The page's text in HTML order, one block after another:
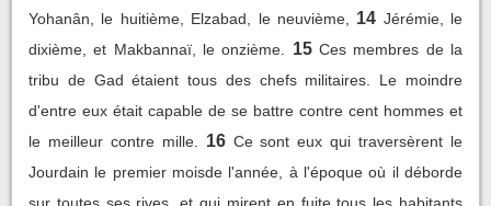
Yohanân, le huitième, Elzabad, le neuvième, 14 Jérémie, le
dixième, et Makbannaï, le onzième.
15 Ces membres de la
tribu de Gad étaient tous des chefs militaires. Le moindre
d'entre eux était capable de se battre contre cent hommes et
le meilleur contre mille.
16 Ce sont eux qui traversèrent le
Jourdain le premier moisde l'année, à l'époque où il déborde